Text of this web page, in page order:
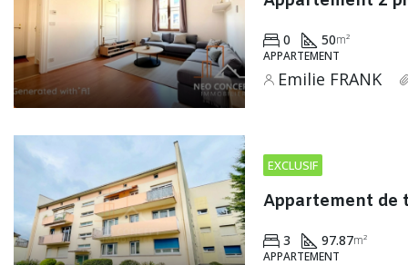
0 50m²
APPARTEMENT
Emilie FRANK
EXCLUSIF
3 97.87m²
APPARTEMENT